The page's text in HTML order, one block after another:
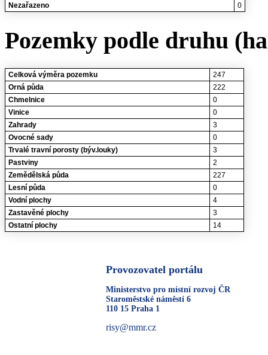
Nezařazeno
0
Pozemky podle druhu
Celková výměra pozemku
247
Orná půda
222
Chmelnice
0
Vinice
0
Zahrady
3
Ovocné sady
0
Trvalé travní porosty (býv.louky)
3
Pastviny
2
Zemědělská půda
227
Lesní půda
0
Vodní plochy
4
Zastavěné plochy
3
Ostatní plochy
14
Provozovatel portálu
Ministerstvo pro místní rozvoj ČR
Staroměstské náměstí 6
110 15 Praha 1
risy@mmr.cz